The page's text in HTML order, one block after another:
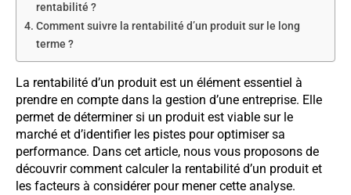
rentabilité ?
Comment suivre la rentabilité d’un produit sur le long
terme ?
La rentabilité d’un produit est un élément essentiel à
prendre en compte dans la gestion d’une entreprise. Elle
permet de déterminer si un produit est viable sur le
marché et d’identifier les pistes pour optimiser sa
performance. Dans cet article, nous vous proposons de
découvrir comment calculer la rentabilité d’un produit et
les facteurs à considérer pour mener cette analyse.